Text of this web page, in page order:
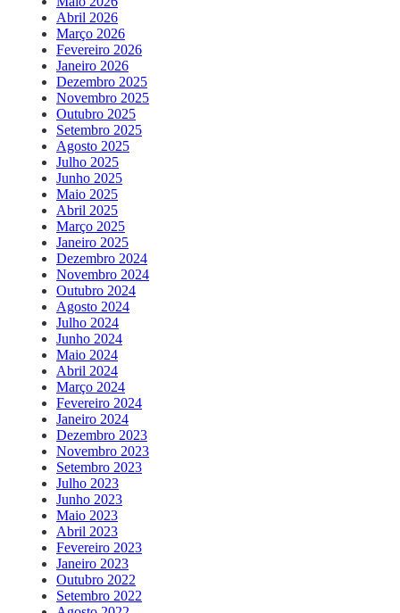
Abril 2026
Março 2026
Fevereiro 2026
Janeiro 2026
Dezembro 2025
Novembro 2025
Outubro 2025
Setembro 2025
Agosto 2025
Julho 2025
Junho 2025
Maio 2025
Abril 2025
Março 2025
Janeiro 2025
Dezembro 2024
Novembro 2024
Outubro 2024
Agosto 2024
Julho 2024
Junho 2024
Maio 2024
Abril 2024
Março 2024
Fevereiro 2024
Janeiro 2024
Dezembro 2023
Novembro 2023
Setembro 2023
Julho 2023
Junho 2023
Maio 2023
Abril 2023
Fevereiro 2023
Janeiro 2023
Outubro 2022
Setembro 2022